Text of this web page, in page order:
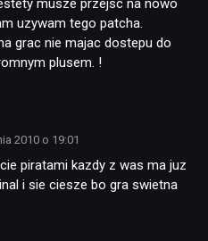
musze przejsc na nowo
uzywam tego patcha.
grac nie majac dostepu do
plusem. !
2010 o 19:01
piratami kazdy z was ma juz
i sie ciesze bo gra swietna